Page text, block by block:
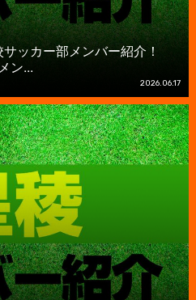
ッカー部メンバー紹介！
ン...
2026.06.17